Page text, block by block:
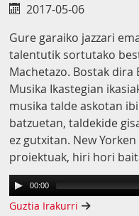
2017-05-06
Gure garaiko jazzari
talentutik sortutako
Machetazo. Bostak dira
Musika Ikastegian
musika talde askotan
batzuetan, taldekide
ez gutxitan. New
proiektuak, hiri hori
00:00
Guztia Irakurri